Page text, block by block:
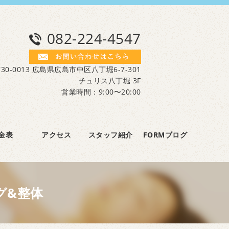
082-224-4547
0013 広島県広島市中区八丁堀6-7-301
チュリス八丁堀 3F
営業時間：9:00〜20:00
表 アクセス スタッフ紹介 FORMブログ
&整体